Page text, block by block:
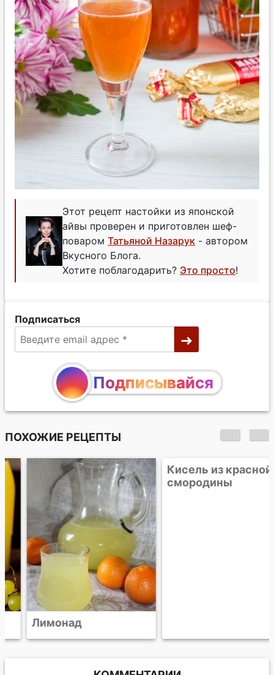
Этот рецепт настойки из японской
айвы проверен и приготовлен шеф-
поваром Татьяной Назарук - автором
Вкусного Блога.
Хотите поблагодарить? Это просто!
Подписаться
Подписывайся
ПОХОЖИЕ РЕЦЕПТЫ
Лимонад
смородины